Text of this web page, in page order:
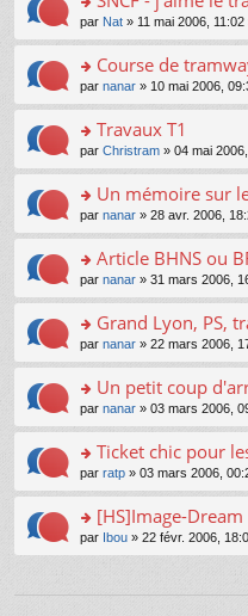
ré
c
e
nt
le
pl
u
s
ré
c
e
nt
n
le
pl
u
s
ré
c
e
nt
a
g
e
n
n
le
pl
u
s
ré
c
e
nt
e
s
a
g
e
n
n
le
pl
u
s
ré
c
e
nt
ult
er
le
m
e
s
a
g
e
n
n
le
pl
u
s
ré
c
e
nt
o
n
s
ult
er
le
m
e
s
a
g
e
n
n
le
pl
u
s
ré
c
e
nt
par Nat » 11 mai 2006, 11:02
o
n
s
ult
er
le
m
e
s
a
g
e
n
n
le
pl
u
s
ré
c
e
nt
Course de
par nanar » 10 mai 2006,
o
n
s
ult
er
le
m
e
s
a
g
e
n
n
le
pl
u
s
ré
c
Travaux T1
par Christram » 04 mai
o
n
s
ult
er
le
m
e
s
a
g
e
n
n
le
pl
u
ré
Un mémoire sur
par nanar » 28 avr. 2006,
o
n
s
ult
er
le
m
e
s
a
g
e
n
n
Article BHNS ou
par nanar » 31 mars 2006,
o
n
s
ult
er
le
m
e
s
a
g
e
o
Grand Lyon, PS,
par nanar » 22 mars 2006,
o
n
s
ult
er
le
m
e
s
Un petit coup
par nanar » 03 mars 2006,
o
n
s
ult
er
e
Ticket chic pour
par ratp » 03 mars 2006,
o
n
ult
[HS]Image-Dream
par Ibou » 22 févr. 2006,